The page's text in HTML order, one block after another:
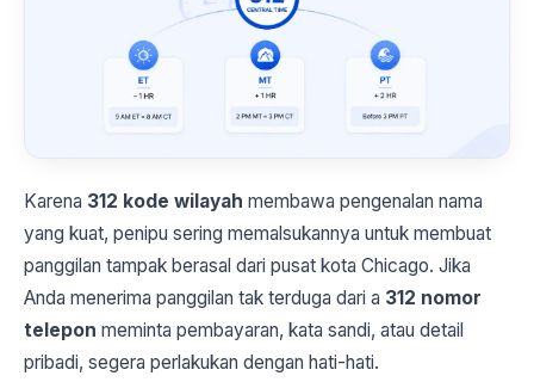
Karena 312 kode wilayah membawa pengenalan nama
yang kuat, penipu sering memalsukannya untuk membuat
panggilan tampak berasal dari pusat kota Chicago. Jika
Anda menerima panggilan tak terduga dari a 312 nomor
telepon meminta pembayaran, kata sandi, atau detail
pribadi, segera perlakukan dengan hati-hati.